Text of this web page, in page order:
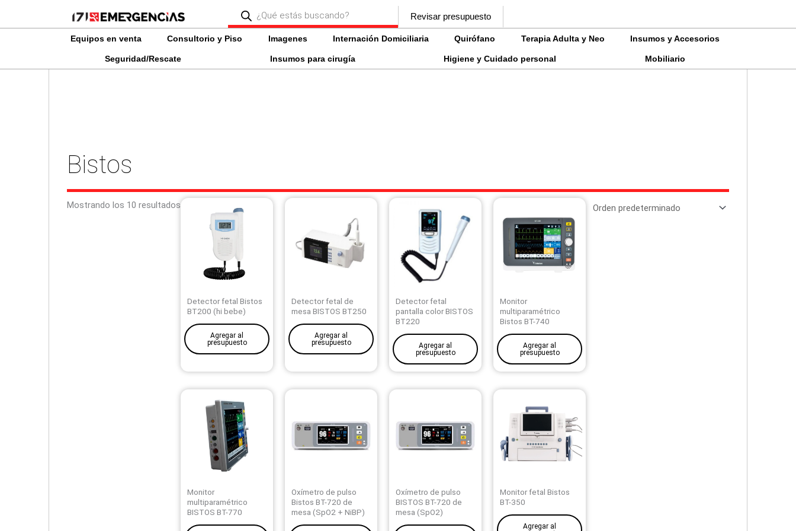
Búsqueda
productos
Revisar presupuesto
Equipos en venta Consultorio y Piso Imagenes Internación Domiciliaria Quirófano Terapia Adulta y Neo Insumos y Accesorios
Seguridad/Rescate Insumos para cirugía Higiene y Cuidado personal Mobiliario
Bistos
Mostrando los 10 resultados
Detector fetal Bistos
BT200 (hi bebe)
Agregar al
presupuesto
Detector fetal de
mesa BISTOS BT250
Agregar al
presupuesto
Detector fetal
pantalla color BISTOS
BT220
Agregar al
presupuesto
Monitor
multiparamétrico
Bistos BT-740
Agregar al
presupuesto
Monitor
multiparamétrico
BISTOS BT-770
Oxímetro de pulso
Bistos BT-720 de
mesa (SpO2 + NiBP)
Oxímetro de pulso
BISTOS BT-720 de
mesa (SpO2)
Monitor fetal Bistos
BT-350
Agregar al